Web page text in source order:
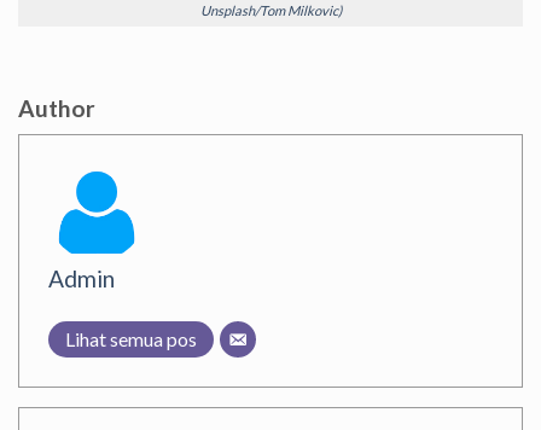
Unsplash/Tom Milkovic)
Author
Admin
Lihat semua pos